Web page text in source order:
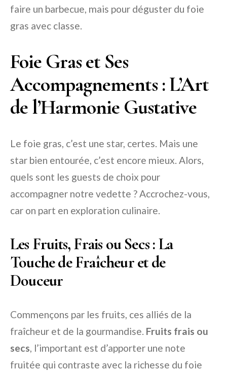
faire un barbecue, mais pour déguster du foie
gras avec classe.
Foie Gras et Ses
Accompagnements : L’Art
de l’Harmonie Gustative
Le foie gras, c’est une star, certes. Mais une
star bien entourée, c’est encore mieux. Alors,
quels sont les guests de choix pour
accompagner notre vedette ? Accrochez-vous,
car on part en exploration culinaire.
Les Fruits, Frais ou Secs : La
Touche de Fraîcheur et de
Douceur
Commençons par les fruits, ces alliés de la
fraîcheur et de la gourmandise. Fruits frais ou
secs, l’important est d’apporter une note
fruitée qui contraste avec la richesse du foie